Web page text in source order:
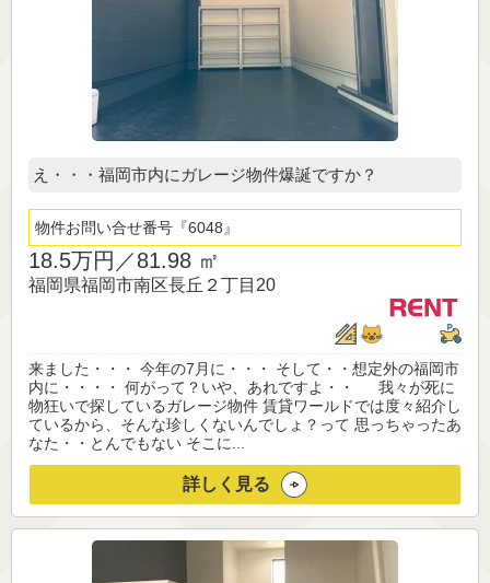
え・・・福岡市内にガレージ物件爆誕ですか？
物件お問い合せ番号 6048
18.5万円／81.98 ㎡
福岡県福岡市南区長丘２丁目20
来ました・・・ 今年の7月に・・・ そして・・想定外の福岡市
内に・・・・ 何がって？いや、あれですよ・・ 我々が死に
物狂いで探しているガレージ物件 賃貸ワールドでは度々紹介し
ているから、そんな珍しくないんでしょ？って 思っちゃったあ
なた・・とんでもない そこに...
詳しく見る